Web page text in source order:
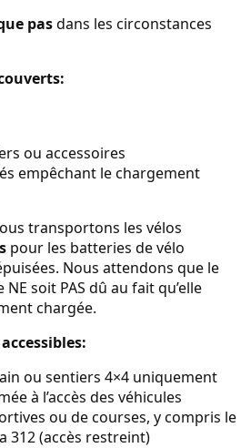
pasdans les circonstances
ou accessoires
empêchant le chargement
transportons les vélos
pour les batteries de vélo
Nous attendons que le
soit PAS dû au fait qu’elle
chargée.
ou sentiers 4×4 uniquement
à l’accès des véhicules
ou de courses, y compris le
312 (accès restreint)